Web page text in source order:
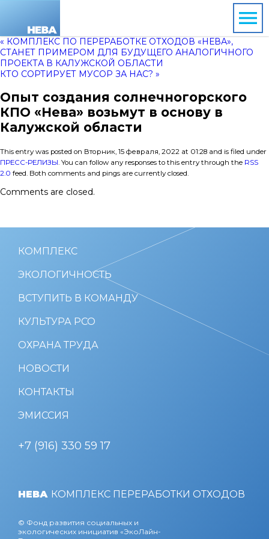
« КОМПЛЕКС ПО ПЕРЕРАБОТКЕ ОТХОДОВ «НЕВА»,
СТАНЕТ ПРИМЕРОМ ДЛЯ БУДУЩЕГО АНАЛОГИЧНОГО
ПРОЕКТА В КАЛУЖСКОЙ ОБЛАСТИ
КТО СОРТИРУЕТ МУСОР ЗА НАС? »
Опыт создания солнечногорского
КПО «Нева» возьмут в основу в
Калужской области
This entry was posted on Вторник, 15 февраля, 2022 at 01:28 and is filed under
ПРЕСС-РЕЛИЗЫ. You can follow any responses to this entry through the RSS
2.0 feed. Both comments and pings are currently closed.
Comments are closed.
НЕВА КОМПЛЕКС ПЕРЕРАБОТКИ ОТХОДОВ
© Фонд развития социальных и
экологических инициатив «ЭкоЛайн-
КОМПЛЕКС
ЭКОЛОГИЧНОСТЬ
ВСТУПИТЬ В КОМАНДУ
КУЛЬТУРА РСО
ОХРАНА ТРУДА
НОВОСТИ
КОНТАКТЫ
ЭМИССИЯ
+7 (916) 330 59 17